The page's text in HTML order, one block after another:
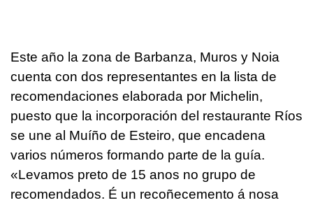
Este año la zona de Barbanza, Muros y Noia
cuenta con dos representantes en la lista de
recomendaciones elaborada por Michelin,
puesto que la incorporación del restaurante Ríos
se une al Muíño de Esteiro, que encadena
varios números formando parte de la guía.
«Levamos preto de 15 anos no grupo de
recomendados. É un recoñecemento á nosa